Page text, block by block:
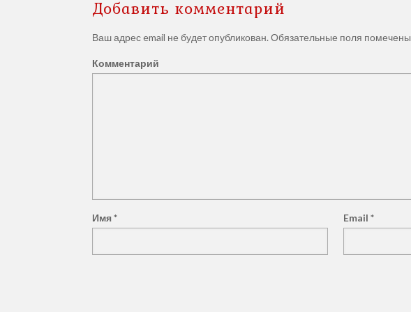
Добавить комментарий
Ваш адрес email не будет опубликован. Обязательные поля помечены
Комментарий
Имя* Email *